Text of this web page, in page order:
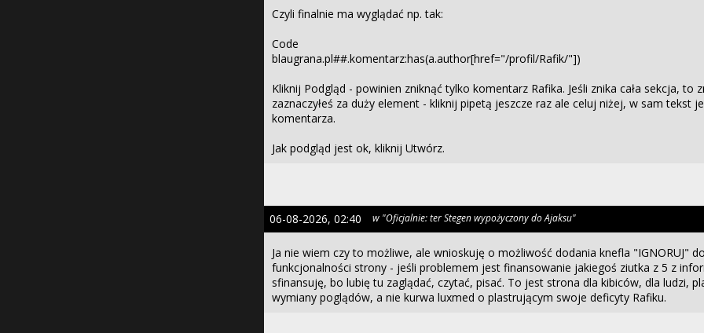
Czyli finalnie ma wyglądać np. tak:
Code
blaugrana.pl##.komentarz:has(a.author[href="/profil/Rafik/"])
Kliknij Podgląd - powinien zniknąć tylko komentarz Rafika. Jeśli znika cała sekcja, to
zaznaczyłeś za duży element - kliknij pipetą jeszcze raz ale celuj niżej, w sam tekst
komentarza.
Jak podgląd jest ok, kliknij Utwórz.
Ja nie wiem czy to możliwe, ale wnioskuję o możliwość dodania knefla "IGNORUJ" do
funkcjonalności strony - jeśli problemem jest finansowanie jakiegoś ziutka z 5 z
sfinansuję, bo lubię tu zaglądać, czytać, pisać. To jest strona dla kibiców, dla ludzi,
wymiany poglądów, a nie kurwa luxmed o plastrującym swoje deficyty Rafiku.
06-08-2026, 02:40 w "Oficjalnie: ter Stegen wypożyczony do Ajaksu"